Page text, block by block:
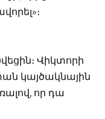
Վիկտորի
կայծակնային
որ դա